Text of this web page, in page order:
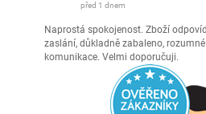
před 1 dnem
Naprostá spokojenost. Zboží
zaslání, důkladně zabaleno,
komunikace. Velmi doporučuji.